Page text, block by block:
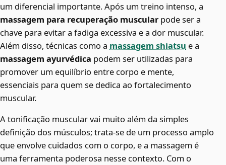
um diferencial importante. Após um treino intenso, a
massagem para recuperação muscular pode ser a
chave para evitar a fadiga excessiva e a dor muscular.
Além disso, técnicas como a massagem shiatsu e a
massagem ayurvédica podem ser utilizadas para
promover um equilíbrio entre corpo e mente,
essenciais para quem se dedica ao fortalecimento
muscular.
A tonificação muscular vai muito além da simples
definição dos músculos; trata-se de um processo amplo
que envolve cuidados com o corpo, e a massagem é
uma ferramenta poderosa nesse contexto. Com o